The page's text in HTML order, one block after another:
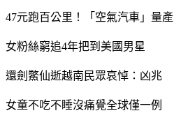
47元跑百公里！「空氣汽車」量產
女粉絲窮追4年把到美國男星
還劍鱉仙逝越南民眾哀悼：凶兆
女童不吃不睡沒痛覺全球僅一例